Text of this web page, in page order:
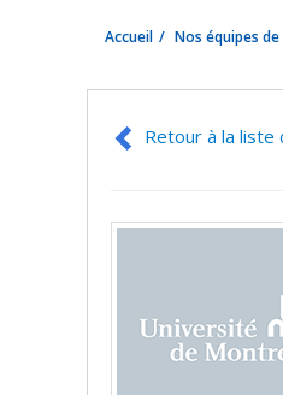
Accueil Nos équipes
Retour à la